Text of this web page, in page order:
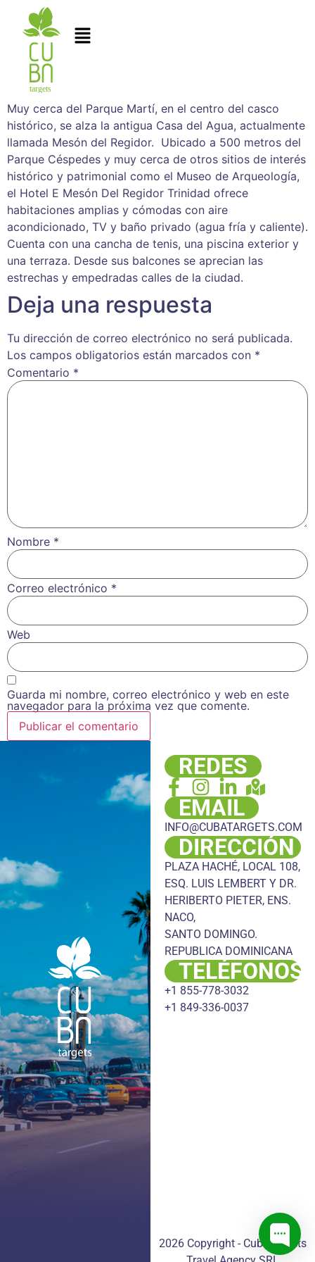
Muy cerca del Parque Martí, en el centro del casco
histórico, se alza la antigua Casa del Agua, actualmente
llamada Mesón del Regidor. Ubicado a 500 metros del
Parque Céspedes y muy cerca de otros sitios de interés
histórico y patrimonial como el Museo de Arqueología,
el Hotel E Mesón Del Regidor Trinidad ofrece
habitaciones amplias y cómodas con aire
acondicionado, TV y baño privado (agua fría y caliente).
Cuenta con una cancha de tenis, una piscina exterior y
una terraza. Desde sus balcones se aprecian las
estrechas y empedradas calles de la ciudad.
Deja una respuesta
Tu dirección de correo electrónico no será publicada.
Los campos obligatorios están marcados con *
Comentario *
Nombre *
Correo electrónico *
Web
Guarda mi nombre, correo electrónico y web en este
navegador para la próxima vez que comente.
REDES
EMAIL
INFO@CUBATARGETS.COM
DIRECCIÓN
PLAZA HACHÉ, LOCAL 108,
ESQ. LUIS LEMBERT Y DR.
HERIBERTO PIETER, ENS.
NACO,
SANTO DOMINGO.
REPUBLICA DOMINICANA
TELÉFONOS
+1 855-778-3032
+1 849-336-0037
2026 Copyright - CubaTargets